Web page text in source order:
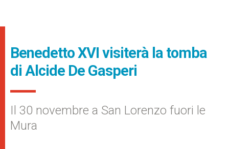
Benedetto XVI visiterà la tomba
di Alcide De Gasperi
Il 30 novembre a San Lorenzo fuori le
Mura